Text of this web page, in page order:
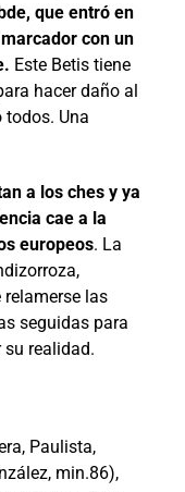
que entró en
con un
Este Betis tiene
hacer daño al
todos. Una
a los ches y ya
cae a la
europeos. La
las
seguidas para
su realidad.
Paulista,
min.86),